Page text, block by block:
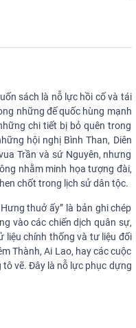
sách là nỗ lực hồi cố và tái
những đế quốc hùng mạnh
chi tiết bị bỏ quên trong
hội nghị Bình Than, Diên
Trần và sứ Nguyên, nhưng
nhằm minh họa tượng đài,
chốt trong lịch sử dân tộc.
thuở ấy” là bản ghi chép
vào các chiến dịch quân sự,
liệu chính thống và tư liệu đối
Thành, Ai Lao, hay các cuộc
vẽ. Đây là nỗ lực phục dựng